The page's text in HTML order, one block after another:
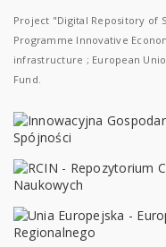
Project "Digital Repository of
Programme Innovative
infrastructure ; European
Fund.